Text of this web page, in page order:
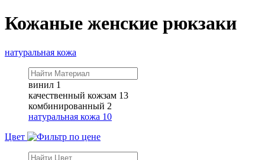
Кожаные женские рюкзаки
натуральная кожа
винил 1
качественный кожзам 13
комбинированный 2
натуральная кожа 10
Цвет